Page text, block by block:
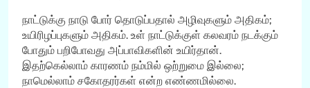
நாட்டுக்கு நாடு போர் தொடுப்பதால் அழிவுகளும் அதிகம்;
உயிரிழப்புகளும் அதிகம். உள் நாட்டுக்குள் கலவரம் நடக்கும்
போதும் பறிபோவது அப்பாவிகளின் உயிர்தான்.
இதற்கெல்லாம் காரணம் நம்மில் ஒற்றுமை இல்லை;
நாமெல்லாம் சகோதரர்கள் என்ற எண்ணமில்லை.